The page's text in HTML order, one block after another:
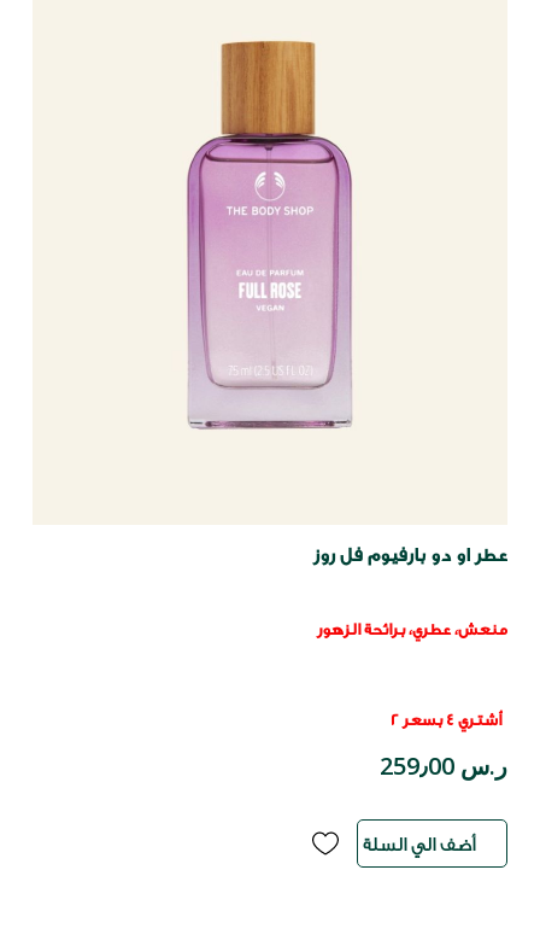
عطر او دو بارفيوم فل روز
منعش، عطري، برائحة الزهور
أشتري 4 بسعر 2
ر.س 259٫00
أضف الي السلة